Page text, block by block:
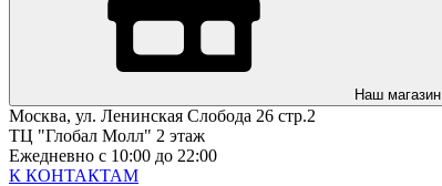
Наш магазин
Москва, ул. Ленинская Слобода 26 стр.2
ТЦ "Глобал Молл" 2 этаж
Ежедневно с 10:00 до 22:00
К КОНТАКТАМ